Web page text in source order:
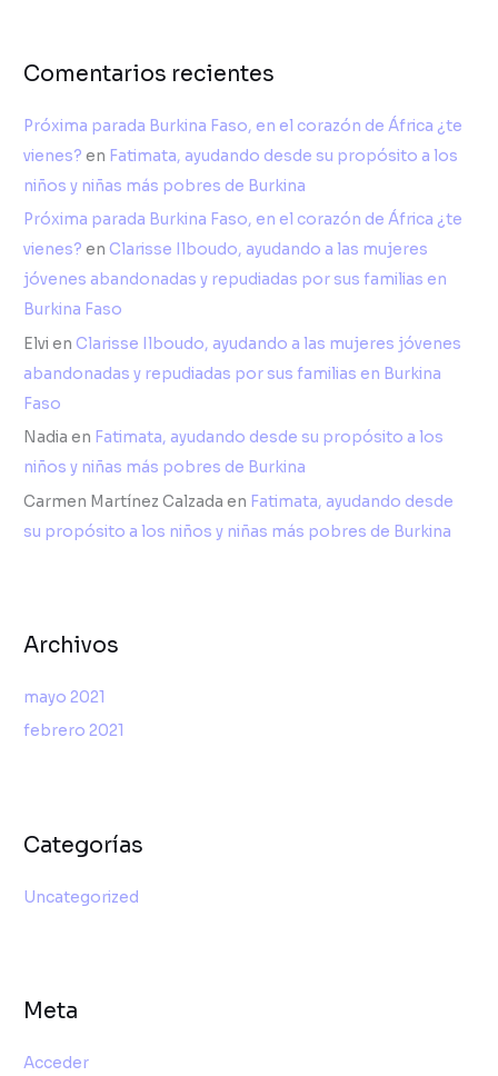
Comentarios recientes
Próxima parada Burkina Faso, en el corazón de África ¿te
vienes? en Fatimata, ayudando desde su propósito a los
niños y niñas más pobres de Burkina
Próxima parada Burkina Faso, en el corazón de África ¿te
vienes? en Clarisse Ilboudo, ayudando a las mujeres
jóvenes abandonadas y repudiadas por sus familias en
Burkina Faso
Elvi en Clarisse Ilboudo, ayudando a las mujeres jóvenes
abandonadas y repudiadas por sus familias en Burkina
Faso
Nadia en Fatimata, ayudando desde su propósito a los
niños y niñas más pobres de Burkina
Carmen Martínez Calzada en Fatimata, ayudando desde
su propósito a los niños y niñas más pobres de Burkina
Archivos
mayo 2021
febrero 2021
Categorías
Uncategorized
Meta
Acceder